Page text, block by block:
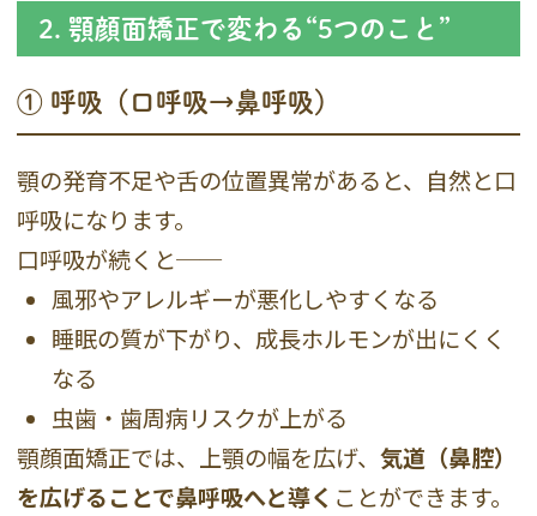
2. 顎顔面矯正で変わる“5つのこと”
① 呼吸（口呼吸→鼻呼吸）
顎の発育不足や舌の位置異常があると、自然と口
呼吸になります。
口呼吸が続くと──
風邪やアレルギーが悪化しやすくなる
睡眠の質が下がり、成長ホルモンが出にくく
なる
虫歯・歯周病リスクが上がる
顎顔面矯正では、上顎の幅を広げ、気道（鼻腔）
を広げることで鼻呼吸へと導く ことができます。